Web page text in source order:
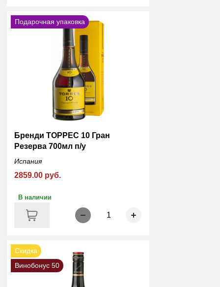
Подарочная упаковка
Бренди ТОРРЕС 10 Гран
Резерва 700мл п/у
Испания
2859.00 руб.
В наличии
1
Скидка
Винобонус 50